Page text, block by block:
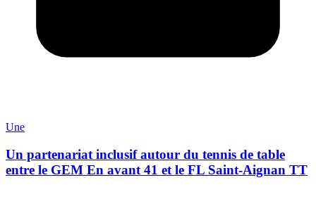
Une
Un partenariat inclusif autour du tennis de table
entre le GEM En avant 41 et le FL Saint-Aignan TT